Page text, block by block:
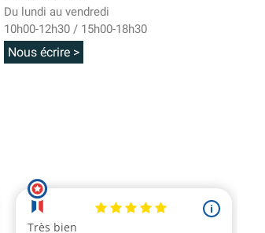
Du lundi au vendredi
10h00-12h30 / 15h00-18h30
Nous écrire >